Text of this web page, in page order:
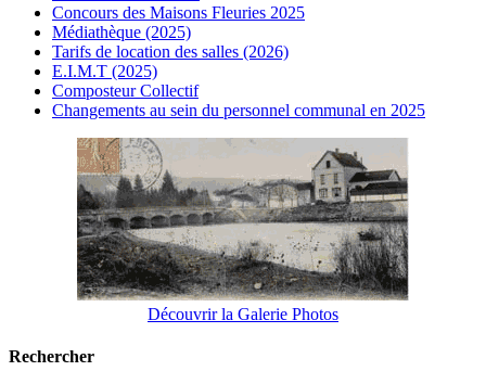
Concours des Maisons Fleuries 2025
Médiathèque (2025)
Tarifs de location des salles (2026)
E.I.M.T (2025)
Composteur Collectif
Changements au sein du personnel communal en 2025
Découvrir la Galerie Photos
Rechercher